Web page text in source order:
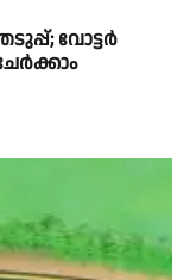
വോട്ടർ